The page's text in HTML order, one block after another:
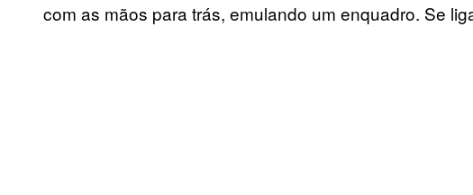
com as mãos para trás, emulando um enquadro. Se